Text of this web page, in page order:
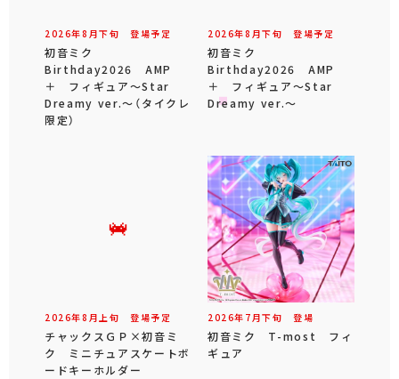
2026年8 月下旬 登場予定
初音ミク
Birthday2026 AMP
＋ フィギュア～Star
Dreamy ver.～（タイクレ
限定）
2026年8 月下旬 登場予定
初音ミク
Birthday2026 AMP
＋ フィギュア～Star
Dreamy ver.～
2026年8 月 上旬 登場予定
チャックスＧＰ×初音ミ
ク ミニチュアスケートボ
ードキーホルダー
2026年 7 月下旬 登場
初音ミク T-most フィ
ギュア